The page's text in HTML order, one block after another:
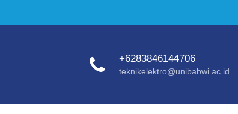
+6283846144706
teknikelektro@unibabwi.ac.id